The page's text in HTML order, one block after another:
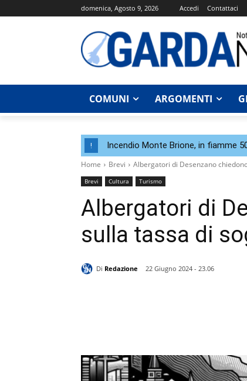
domenica, Agosto 9, 2026 Accedi Contattaci
COMUNI ARGOMENTI
! Incendio Monte Brione, in fiamme
Home Brevi Albergatori di Desenzano
Brevi Cultura Turismo
Albergatori di
sulla tassa di
Di Redazione
22 Giugno 2024 - 23.06